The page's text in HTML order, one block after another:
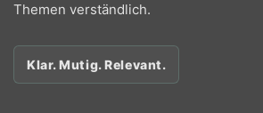
Themen verständlich.
Klar. Mutig. Relevant.